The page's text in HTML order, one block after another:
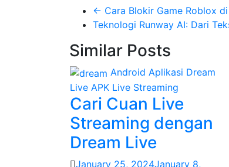
← Cara Blokir Game Roblox
Teknologi Runway AI: Dari
Similar Posts
Android Aplikasi Dream
Live APK Live Streaming
Cari Cuan Live
Streaming dengan
Dream Live
January 25, 2024January 8,